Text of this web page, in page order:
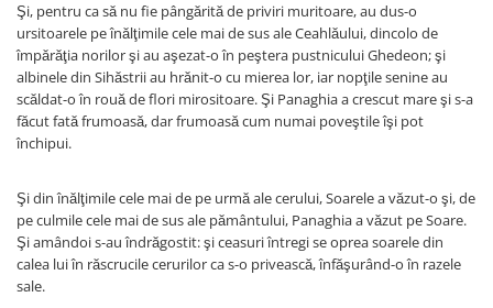
Şi, pentru ca să nu fie pângărită de priviri muritoare, au dus-o
ursitoarele pe înălţimile cele mai de sus ale Ceahlăului, dincolo de
împărăţia norilor şi au aşezat-o în peştera pustnicului Ghedeon; şi
albinele din Sihăstrii au hrănit-o cu mierea lor, iar nopţile senine au
scăldat-o în rouă de flori mirositoare. Şi Panaghia a crescut mare şi s-a
făcut fată frumoasă, dar frumoasă cum numai poveştile îşi pot
închipui.
Şi din înălţimile cele mai de pe urmă ale cerului, Soarele a văzut-o şi, de
pe culmile cele mai de sus ale pământului, Panaghia a văzut pe Soare.
Şi amândoi s-au îndrăgostit: şi ceasuri întregi se oprea soarele din
calea lui în răscrucile cerurilor ca s-o privească, înfăşurând-o în razele
sale.